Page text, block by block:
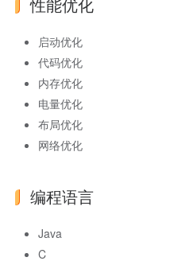
启动优化
代码优化
内存优化
电量优化
布局优化
网络优化
编程语言
Java
C